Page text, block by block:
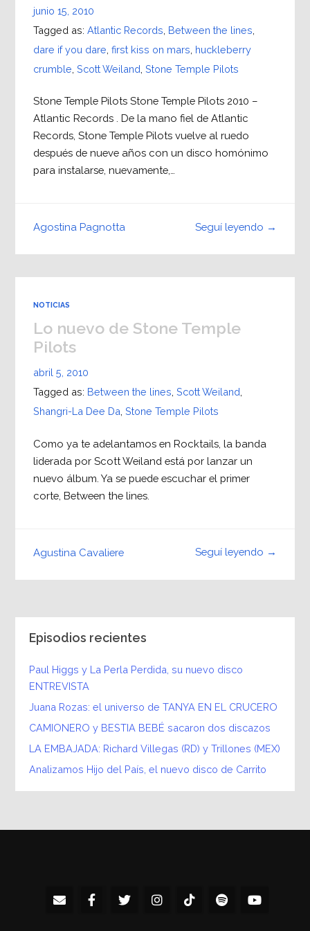
junio 15, 2010
Tagged as: Atlantic Records Between the lines
dare if you dare first kiss on mars huckleberry
crumble Scott Weiland Stone Temple Pilots
Stone Temple Pilots Stone Temple Pilots 2010 –
Atlantic Records . De la mano fiel de Atlantic
Records, Stone Temple Pilots vuelve al ruedo
después de nueve años con un disco homónimo
para instalarse, nuevamente,…
Seguí leyendo →
Agostina Pagnotta
NOTICIAS
Lo nuevo de Stone Temple
Pilots
abril 5, 2010
Tagged as: Between the lines Scott Weiland
Shangri-La Dee Da Stone Temple Pilots
Como ya te adelantamos en Rocktails, la banda
liderada por Scott Weiland está por lanzar un
nuevo álbum. Ya se puede escuchar el primer
corte, Between the lines.
Seguí leyendo →
Agustina Cavaliere
Episodios recientes
Paul Higgs y La Perla Perdida, su nuevo disco
ENTREVISTA
Juana Rozas: el universo de TANYA EN EL CRUCERO
CAMIONERO y BESTIA BEBÉ sacaron dos discazos
LA EMBAJADA: Richard Villegas (RD) y Trillones (MEX)
Analizamos Hijo del País, el nuevo disco de Carrito